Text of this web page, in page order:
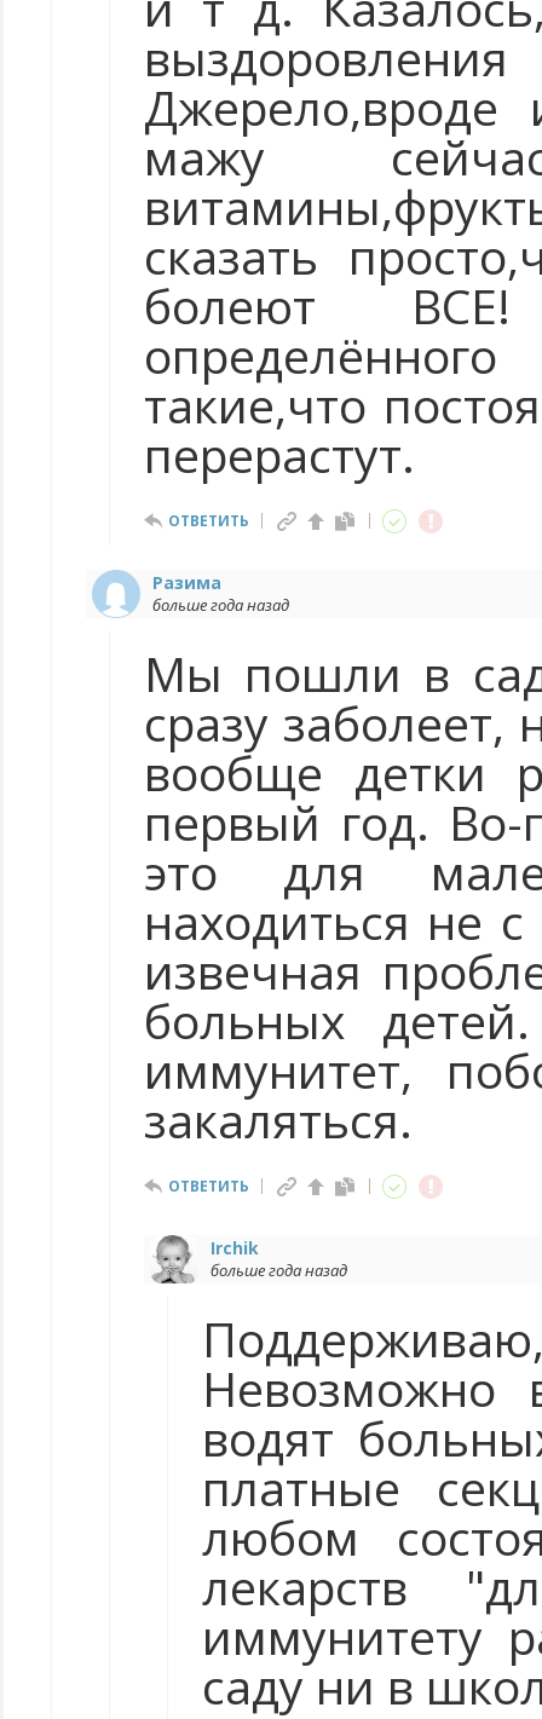
Джерело,вроде
мажу
сказать
болеют ВСЕ!
такие,что
перерастут.
ОТВЕТИТЬ
Разима
больше года назад
Мы пошли в
сразу
вообще детки
первый год. Во-
это для
находиться не
извечная
больных
иммунитет,
закаляться.
ОТВЕТИТЬ
Irchik
больше года назад
Невозможно
водят
платные
любом
лекарств
иммунитету
саду ни в